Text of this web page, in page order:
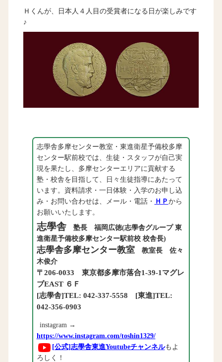
Ｈくんが、日本人４人目の受賞者になる日が楽しみです
♪
志學舎多摩センター教室・東進衛星予備校多摩
センター駅前校では、生徒・スタッフが自己実
現を果たし、多摩センターエリアに貢献する
塾・校舎を目指して、日々生徒指導にあたって
います。資料請求・一日体験・入学のお申し込
み・お問い合わせは、メール・電話・
ＨＰ から
お願いいたします。
志學舎塾長 福岡広徳(志學舎グループ 東
進衛星予備校多摩センター駅前校 校舎長)
志學舎多摩センター教室教室長 佐々
木俊介
〒206-0033 東京都多摩市落合1-39-1マグレ
ブEAST ６Ｆ
[志學舎]TEL: 042-337-5558 [東進]TEL:
042-356-0903
instagram →
https://www.instagram.com/toshin1329/
[公式]志學舎東進Youtubeチャンネルもよ
ろしく！